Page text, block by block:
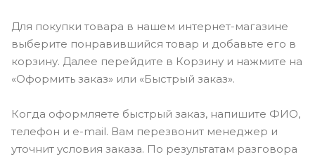
Для покупки товара в нашем интернет-магазине
выберите понравившийся товар и добавьте его в
корзину. Далее перейдите в Корзину и нажмите на
«Оформить заказ» или «Быстрый заказ».
Когда оформляете быстрый заказ, напишите ФИО,
телефон и e-mail. Вам перезвонит менеджер и
уточнит условия заказа. По результатам разговора